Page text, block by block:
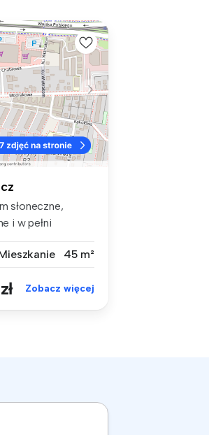
słoneczne,
i w pełni
45 m²
Zobacz więcej